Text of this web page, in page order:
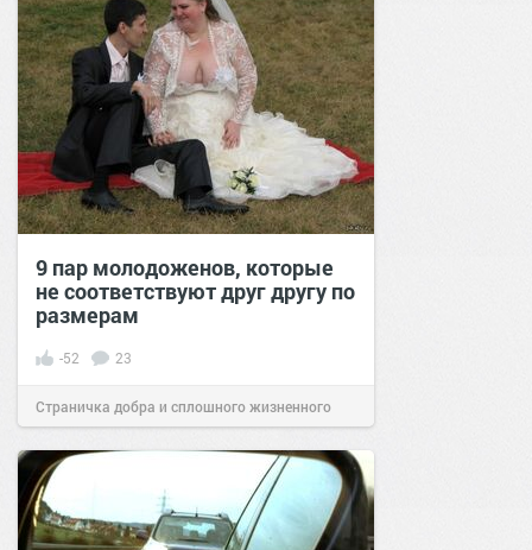
9 пар молодоженов, которые
не соответствуют друг другу по
размерам
-52 23
Страничка добра и сплошного жизненного
позитива!12:2103 май 2021